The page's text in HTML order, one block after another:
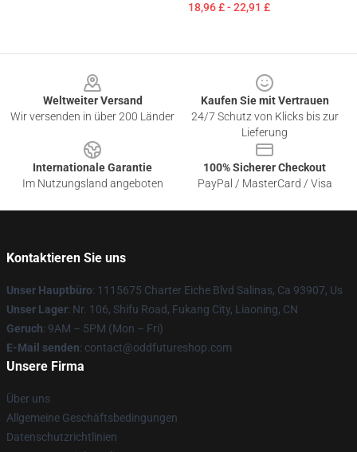
18,96 £ - 22,91 £
Weltweiter Versand
Wir versenden in über 200 Länder
Kaufen Sie mit Vertrauen
24/7 Schutz von Klicks bis zur
Lieferung
Internationale Garantie
Im Nutzungsland angeboten
100% Sicherer Checkout
PayPal / MasterCard / Visa
Kontaktieren Sie uns
Unser Hauptbüro: 1115675 Charter Eiche Blvd Salinas, Ca 93907, Us
Unser Lager: Nr. 106, Shifu Road, Fukang City, Liaoning, CN
Geruch: 9AM – 5PM (Mon – Fri)
E-Mail senden: contact@oddfutureshop.com
Unsere Firma
Über uns
Allgemeine Geschäftsbedingungen
Datenschutzrichtlinien